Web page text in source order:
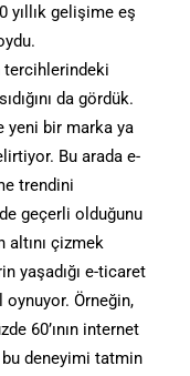
yıllık gelişime eş
tercihlerindeki
da gördük.
yeni bir marka ya
Bu arada e-
trendini
geçerli olduğunu
altını çizmek
yaşadığı e-ticaret
oynuyor. Örneğin,
60’ının internet
bu deneyimi tatmin